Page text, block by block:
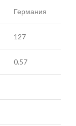
Германия
127
0.57